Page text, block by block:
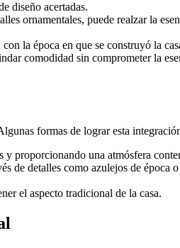
diseño acertadas.
ornamentales, puede realzar la
la época en que se construyó la
comodidad sin comprometer la
formas de lograr esta
proporcionando una atmósfera
de detalles como azulejos de época
el aspecto tradicional de la casa.